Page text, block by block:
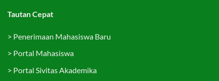
Tautan Cepat
> Penerimaan Mahasiswa Baru
> Portal Mahasiswa
> Portal Sivitas Akademika